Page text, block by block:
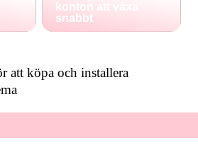
konton att växa
snabbt
att köpa och installera